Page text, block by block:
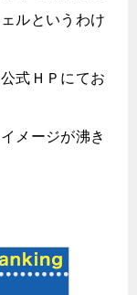
ルというわけ
式ＨＰにてお
メージが沸き